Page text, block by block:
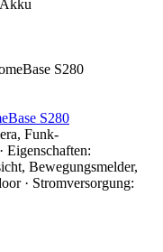
S280
Funk-
Eigenschaften:
Bewegungsmelder,
· Stromversorgung: